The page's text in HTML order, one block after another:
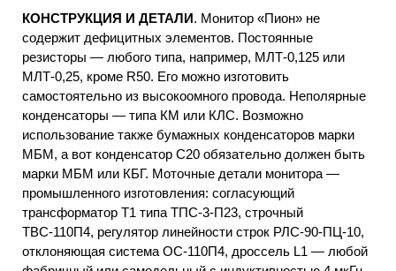
КОНСТРУКЦИЯ И ДЕТАЛИ. Монитор «Пион» не
содержит дефицитных элементов. Постоянные
резисторы — любого типа, например, МЛТ-0,125 или
МЛТ-0,25, кроме R50. Его можно изготовить
самостоятельно из высокоомного провода. Неполярные
конденсаторы — типа КМ или КЛС. Возможно
использование также бумажных конденсаторов марки
МБМ, а вот конденсатор С20 обязательно должен быть
марки МБМ или КБГ. Моточные детали монитора —
промышленного изготовления: согласующий
трансформатор Т1 типа ТПС-3-П23, строчный
ТВС-110П4, регулятор линейности строк РЛС-90-ПЦ-10,
отклоняющая система ОС-110П4, дроссель L1 — любой